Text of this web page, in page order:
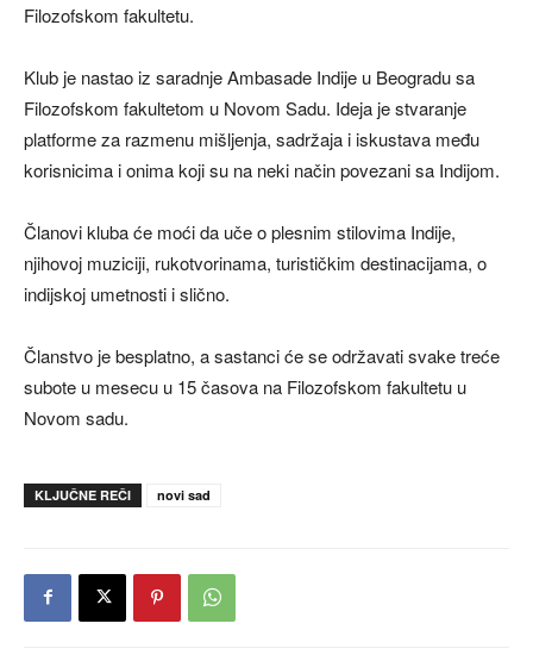
Filozofskom fakultetu.
Klub je nastao iz saradnje Ambasade Indije u Beogradu sa
Filozofskom fakultetom u Novom Sadu. Ideja je stvaranje
platforme za razmenu mišljenja, sadržaja i iskustava među
korisnicima i onima koji su na neki način povezani sa Indijom.
Članovi kluba će moći da uče o plesnim stilovima Indije,
njihovoj muziciji, rukotvorinama, turističkim destinacijama, o
indijskoj umetnosti i slično.
Članstvo je besplatno, a sastanci će se održavati svake treće
subote u mesecu u 15 časova na Filozofskom fakultetu u
Novom sadu.
KLJUČNE REČI novi sad